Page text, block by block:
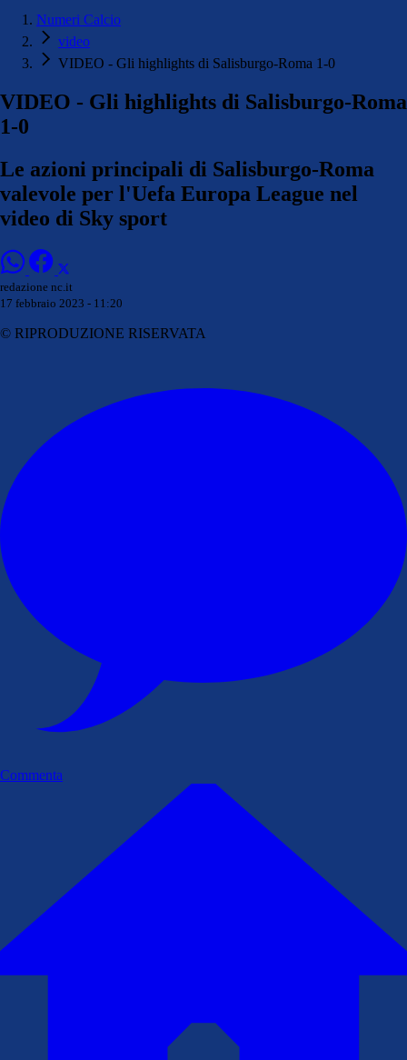
Numeri Calcio
video
VIDEO - Gli highlights di Salisburgo-Roma 1-0
VIDEO - Gli highlights di Salisburgo-Roma
1-0
Le azioni principali di Salisburgo-Roma
valevole per l'Uefa Europa League nel
video di Sky sport
redazione nc.it
17 febbraio 2023 - 11:20
© RIPRODUZIONE RISERVATA
Commenta